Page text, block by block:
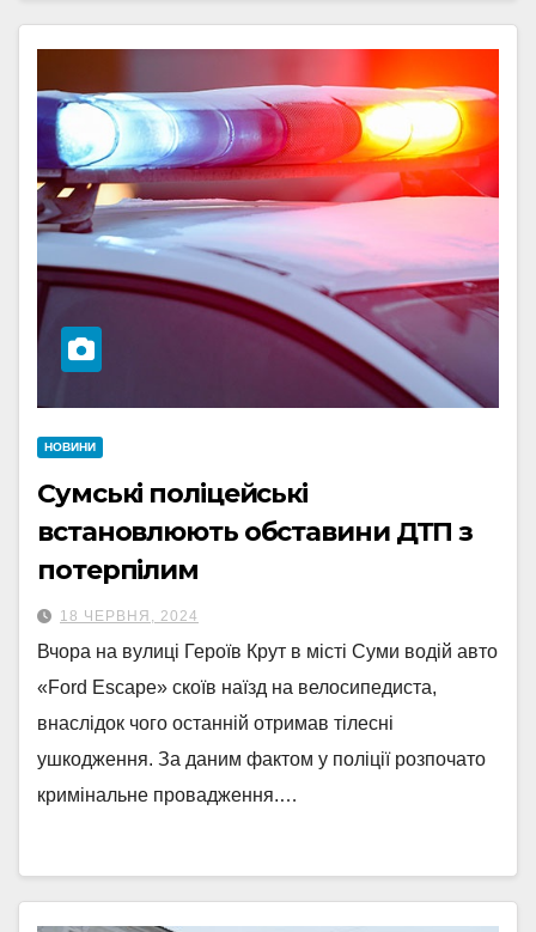
НОВИНИ
Сумські поліцейські
встановлюють обставини ДТП з
потерпілим
18 ЧЕРВНЯ, 2024
Вчора на вулиці Героїв Крут в місті Суми водій авто
«Ford Escape» скоїв наїзд на велосипедиста,
внаслідок чого останній отримав тілесні
ушкодження. За даним фактом у поліції розпочато
кримінальне провадження.…